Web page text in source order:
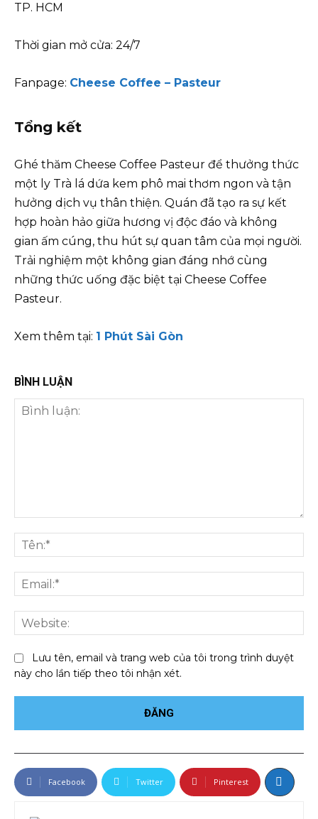
TP. HCM
Thời gian mở cửa: 24/7
Fanpage: Cheese Coffee – Pasteur
Tổng kết
Ghé thăm Cheese Coffee Pasteur để thưởng thức
một ly Trà lá dứa kem phô mai thơm ngon và tận
hưởng dịch vụ thân thiện. Quán đã tạo ra sự kết
hợp hoàn hảo giữa hương vị độc đáo và không
gian ấm cúng, thu hút sự quan tâm của mọi người.
Trải nghiệm một không gian đáng nhớ cùng
những thức uống đặc biệt tại Cheese Coffee
Pasteur.
Xem thêm tại: 1 Phút Sài Gòn
BÌNH LUẬN
luận:
Lưu tên, email và trang web của tôi trong trình duyệt
này cho lần tiếp theo tôi nhận xét.
Facebook Twitter Pinterest